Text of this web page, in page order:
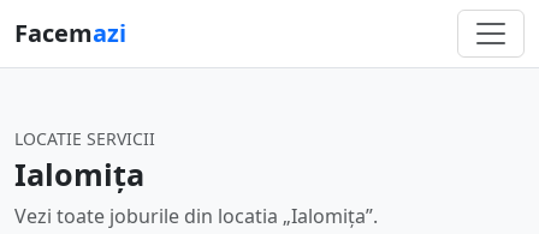
Facemazi
LOCATIE SERVICII
Ialomița
Vezi toate joburile din locatia „Ialomița”.